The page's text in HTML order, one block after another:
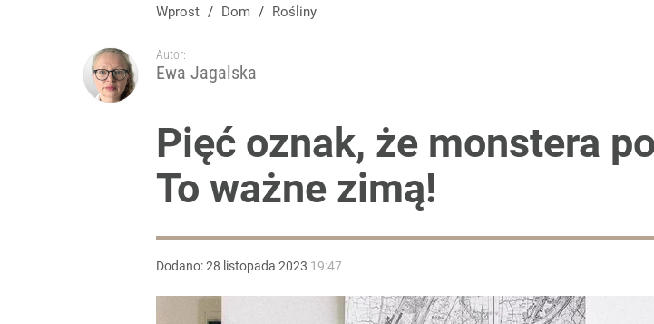
Nie trzeba jej podlewać ani nawozić. Pachnie obłędnie, a jesienią daje czerwone owoce
dodaj
„Nie chodzi o zemstę”. Mocny apel w sprawie ofiar rzezi wołyńskiej
Wprost / Dom / Rośliny
Autor:
Ewa Jagalska
Pięć oznak, że monstera
To ważne zimą!
Dodano:28 listopada 2023 19:47